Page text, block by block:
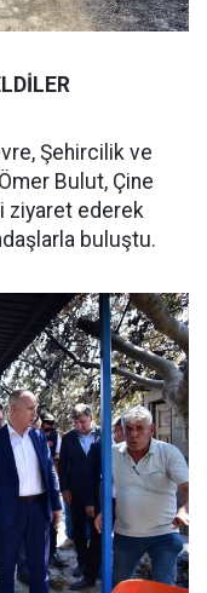
Şehircilik ve
Bulut, Çine
ziyaret ederek
buluştu.